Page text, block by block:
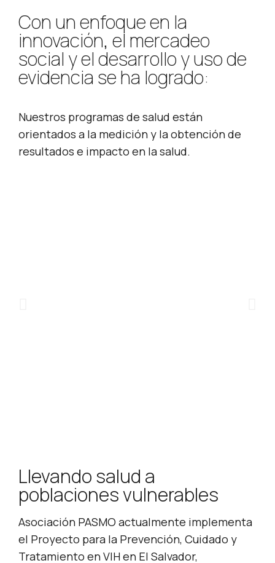
Con un enfoque en la
innovación, el mercadeo
social y el desarrollo y uso de
evidencia se ha logrado:
Nuestros programas de salud están
orientados a la medición y la obtención de
resultados e impacto en la salud.
Llevando salud a
poblaciones vulnerables
Asociación PASMO actualmente implementa
el Proyecto para la Prevención, Cuidado y
Tratamiento en VIH en El Salvador,